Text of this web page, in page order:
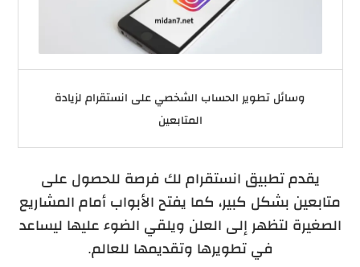
وسائل تطوير الحساب الشخصي على انستقرام لزيادة
المتابعين
يقدم تطبيق انستقرام لك فرصة للحصول على
متابعين بشكل كبير، كما يفتح الأبواب أمام المشاريع
الصغيرة لتظهر إلى العلن ويلقي الضوء عليها ليساعد
في تطويرها وتقديمها للعالم.